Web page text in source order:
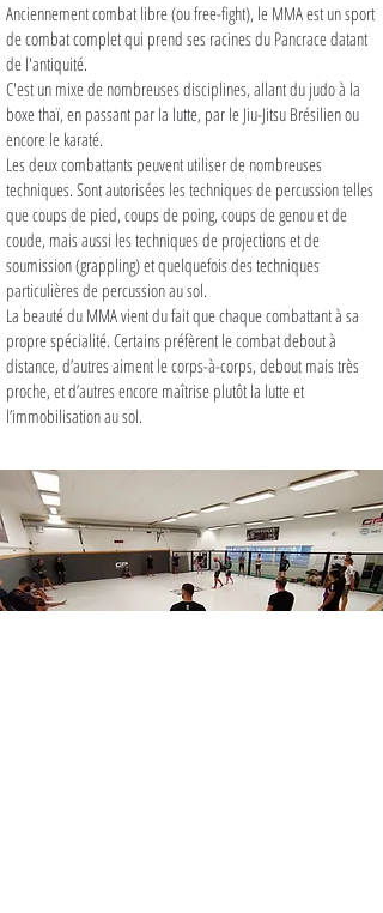
Anciennement combat libre (ou free-fight), le MMA est un sport
de combat complet qui prend ses racines du Pancrace datant
de l'antiquité.
C'est un mixe de nombreuses disciplines, allant du judo à la
boxe thaï, en passant par la lutte, par le Jiu-Jitsu Brésilien ou
encore le karaté.
Les deux combattants peuvent utiliser de nombreuses
techniques. Sont autorisées les techniques de percussion telles
que coups de pied, coups de poing, coups de genou et de
coude, mais aussi les techniques de projections et de
soumission (grappling) et quelquefois des techniques
particulières de percussion au sol.
La beauté du MMA vient du fait que chaque combattant à sa
propre spécialité. Certains préfèrent le combat debout à
distance, d’autres aiment le corps-à-corps, debout mais très
proche, et d’autres encore maîtrise plutôt la lutte et
l’immobilisation au sol.